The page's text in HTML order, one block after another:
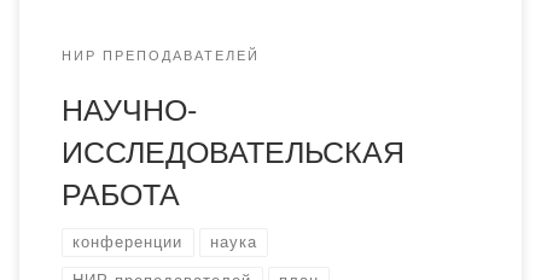
НИР ПРЕПОДАВАТЕЛЕЙ
НАУЧНО-
ИССЛЕДОВАТЕЛЬСКАЯ
РАБОТА
конференции наука